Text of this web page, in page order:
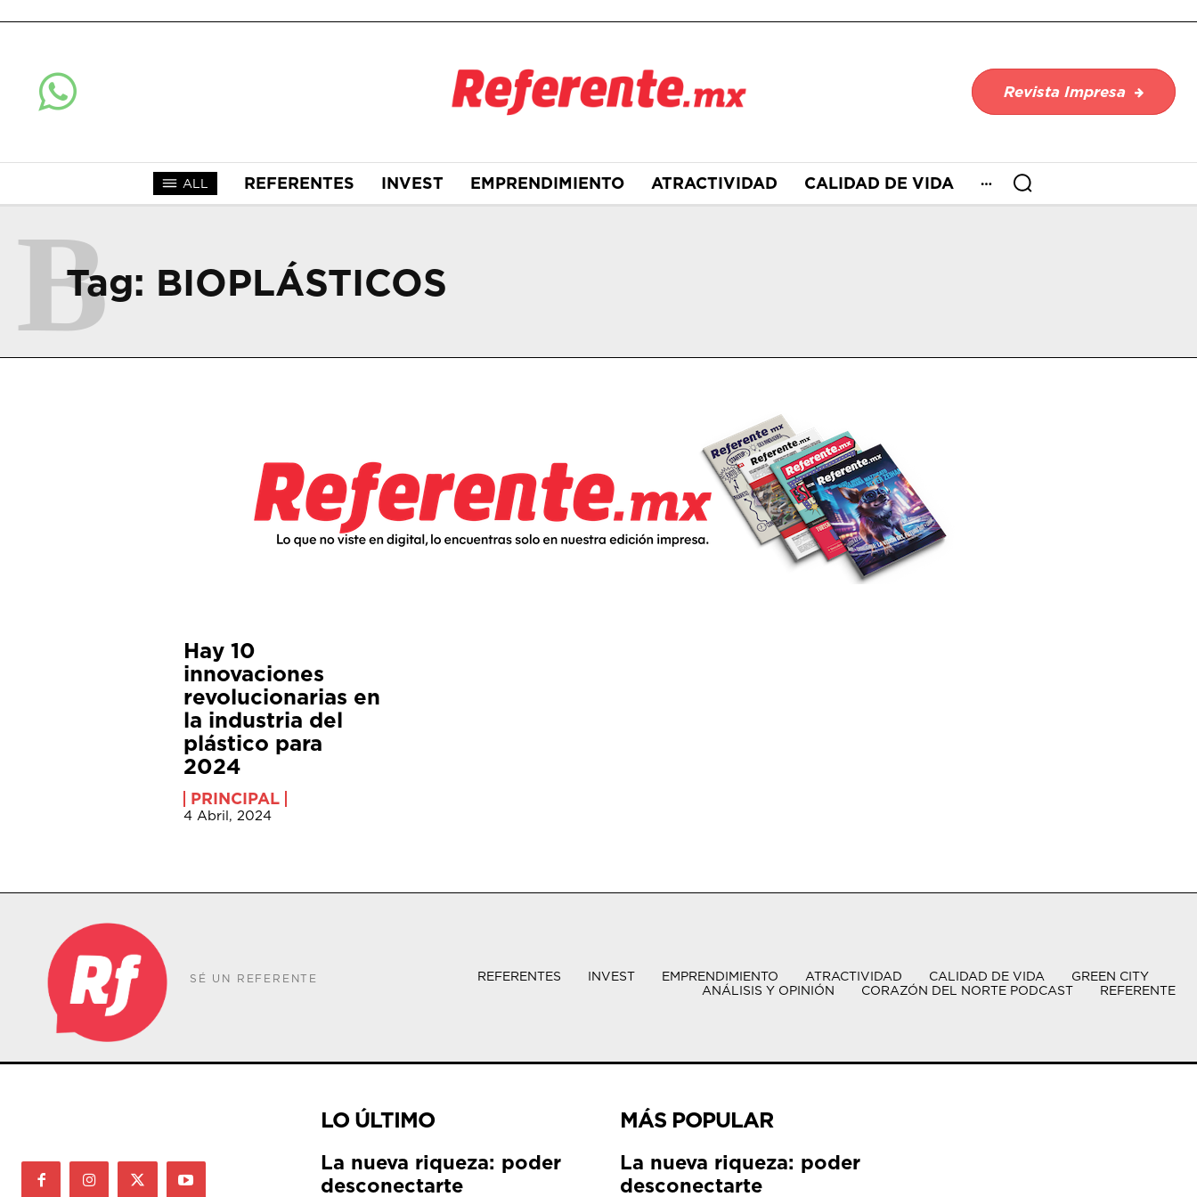
Revista Impresa
ALL REFERENTES INVEST EMPRENDIMIENTO ATRACTIVIDAD CALIDAD DE VIDA
Tag: BIOPLÁSTICOS
B
Hay 10
innovaciones
revolucionarias en
la industria del
plástico para
2024
PRINCIPAL
4 Abril, 2024
SÉ UN REFERENTE REFERENTES INVEST EMPRENDIMIENTO ATRACTIVIDAD CALIDAD DE VIDA
GREEN CITY
ANÁLISIS Y OPINIÓN
CORAZÓN DEL NORTE PODCAST REFERENTE
LO ÚLTIMO
La nueva riqueza: poder
desconectarte
MÁS POPULAR
La nueva riqueza: poder
desconectarte